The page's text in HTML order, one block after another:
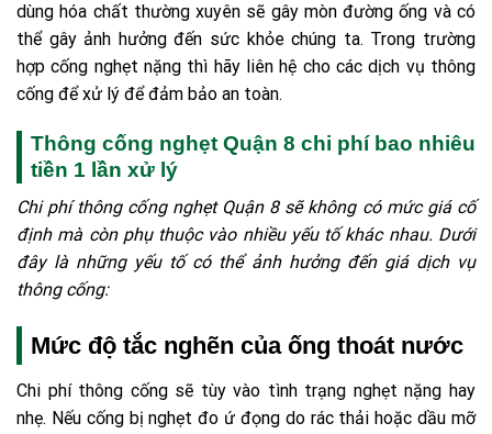
dùng hóa chất thường xuyên sẽ gây mòn đường ống và có
thể gây ảnh hưởng đến sức khỏe chúng ta. Trong trường
hợp cống nghẹt nặng thì hãy liên hệ cho các dịch vụ thông
cống để xử lý để đảm bảo an toàn.
Thông cống nghẹt Quận 8 chi phí bao nhiêu
tiền 1 lần xử lý
Chi phí thông cống nghẹt Quận 8 sẽ không có mức giá cố
định mà còn phụ thuộc vào nhiều yếu tố khác nhau. Dưới
đây là những yếu tố có thể ảnh hưởng đến giá dịch vụ
thông cống:
Mức độ tắc nghẽn của ống thoát nước
Chi phí thông cống sẽ tùy vào tình trạng nghẹt nặng hay
nhẹ. Nếu cống bị nghẹt đo ứ đọng do rác thải hoặc dầu mỡ